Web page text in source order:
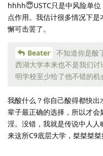
hhhh😇USTC只是中风险单
点作用。我估计很多情况下
懈可击罢了。
Beater
不知道你是酸
西湖大学本来也不是我们
明学校至少给了他不错的机
我酸什么？你自己酸得都快
辈子最正确的选择，所以才
淫。没错，我就是传说中人
来这所C9底层大学，桀桀桀